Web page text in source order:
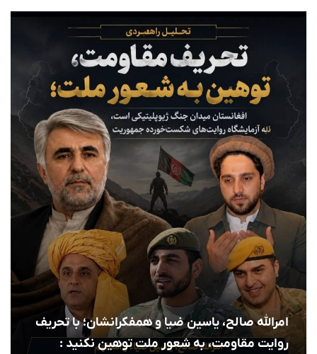
امرالله صالح، یاسین ضیا و همفکرانشان؛ با تحریف
روایت مقاومت، به شعور ملت توهین نکنید :